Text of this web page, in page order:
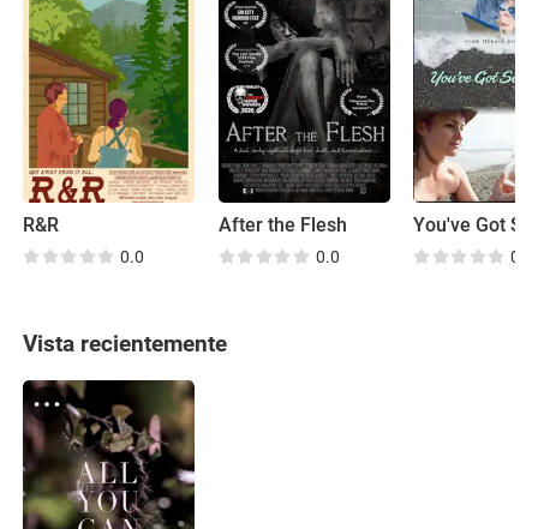
R&R
0.0
After the Flesh
0.0 0.0
Vista recientemente